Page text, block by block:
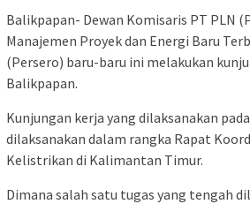
Balikpapan- Dewan Komisaris PT PLN
Manajemen Proyek dan Energi Baru
(Persero) baru-baru ini melakukan
Balikpapan.
Kunjungan kerja yang dilaksanakan
dilaksanakan dalam rangka Rapat
Kelistrikan di Kalimantan Timur.
Dimana salah satu tugas yang tengah